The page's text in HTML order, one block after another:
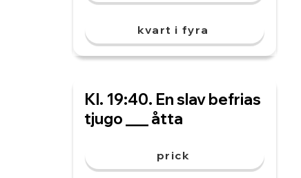
kvart i fyra
Kl. 19:40. En slav befrias
tjugo ___ åtta
prick